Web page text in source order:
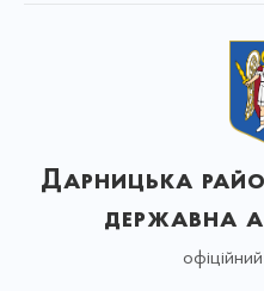
Дарницька
державна